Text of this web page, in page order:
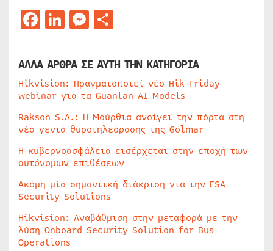
Facebook
LinkedIn
Messenger
ΑΛΛΑ ΑΡΘΡΑ ΣΕ ΑΥΤΗ ΤΗΝ ΚΑΤΗΓΟΡΙΑ
Hikvision: Πραγματοποιεί νέο Hik-Friday
webinar για τα Guanlan AI Models
Rakson S.A.: Η Μούρθια ανοίγει την πόρτα στη
νέα γενιά θυροτηλεόρασης της Golmar
Η κυβερνοασφάλεια εισέρχεται στην εποχή των
αυτόνομων επιθέσεων
Ακόμη μία σημαντική διάκριση για την ESA
Security Solutions
Hikvision: Αναβάθμιση στην μεταφορά με την
λύση Onboard Security Solution for Bus
Operations